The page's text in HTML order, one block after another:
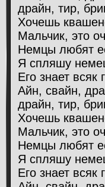
драйн, тир,
Хочешь
Мальчик, это
Немцы любят
Я спляшу
Его знает всяк
Айн, свайн,
драйн, тир,
Хочешь
Мальчик, это
Немцы любят
Я спляшу
Его знает всяк